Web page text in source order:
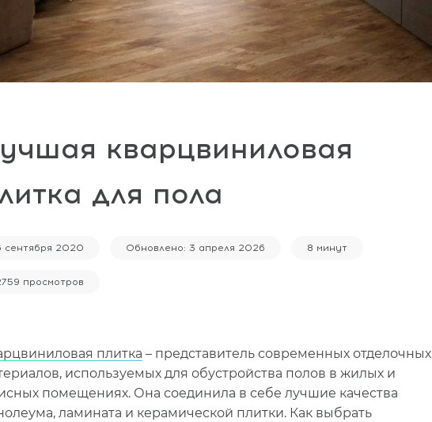
кварцвиниловая
для пола
сентября 2020 Обновлено: 3 апреля 2026 8 минут
просмотров
плитка – представитель современных отделочных
используемых для обустройства полов в жилых и
помещениях. Она соединила в себе лучшие качества
ламината и керамической плитки. Как выбрать